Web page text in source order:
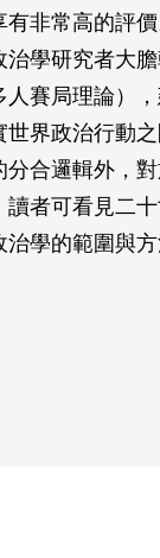
非常高的評
學研究者大
賽局理論）
界政治行動
合邏輯外，
者可看見二
學的範圍與方